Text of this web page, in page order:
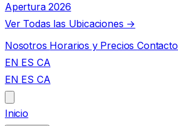
Apertura 2026
Ver Todas las Ubicaciones →
Nosotros Horarios y PreciosContacto
EN ES CA
EN ES CA
Inicio